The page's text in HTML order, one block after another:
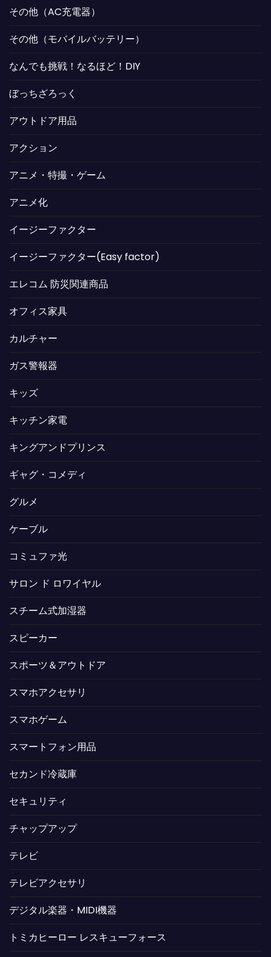
その他（AC充電器）
その他（モバイルバッテリー）
なんでも挑戦！なるほど！DIY
ぼっちざろっく
アウトドア用品
アクション
アニメ・特撮・ゲーム
アニメ化
イージーファクター
イージーファクター(Easy factor)
エレコム 防災関連商品
オフィス家具
カルチャー
ガス警報器
キッズ
キッチン家電
キングアンドプリンス
ギャグ・コメディ
グルメ
ケーブル
コミュファ光
サロン ド ロワイヤル
スチーム式加湿器
スピーカー
スポーツ＆アウトドア
スマホアクセサリ
スマホゲーム
スマートフォン用品
セカンド冷蔵庫
セキュリティ
チャップアップ
テレビ
テレビアクセサリ
デジタル楽器・MIDI機器
トミカヒーロー レスキューフォース